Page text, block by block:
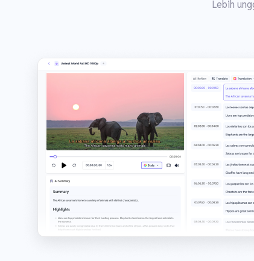
Lebih